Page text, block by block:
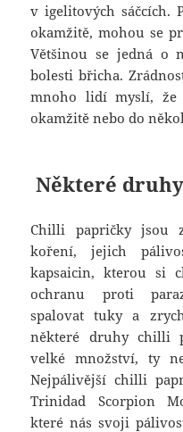
v igelitových sáčcích.
okamžitě, mohou se
Většinou se jedná o
bolesti břicha.
mnoho lidí myslí, že
okamžitě nebo do
Některé
Chilli papričky jsou
koření, jejich
kapsaicin, kterou si
ochranu proti
spalovat tuky a
některé druhy chilli
velké množství, ty
Nejpálivější chilli
Trinidad Scorpion
které nás svoji